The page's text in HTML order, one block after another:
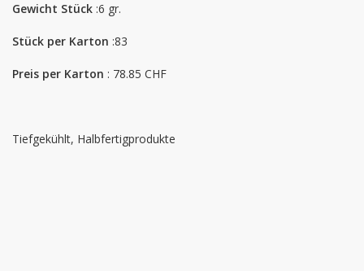
Gewicht Stück :6 gr.
Stück per Karton :83
Preis per Karton : 78.85 CHF
Tiefgekühlt, Halbfertigprodukte